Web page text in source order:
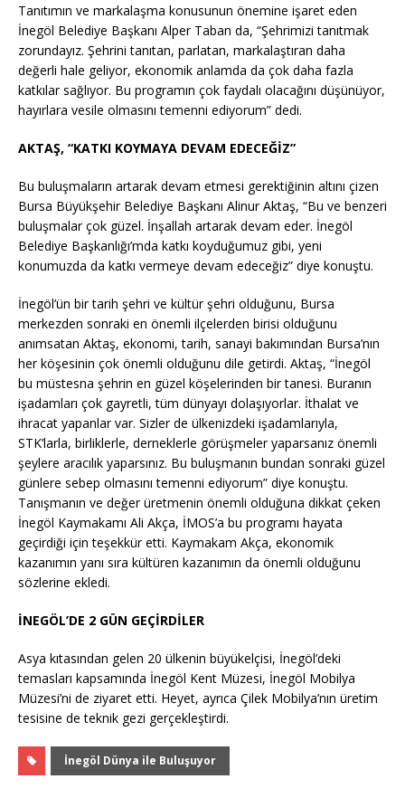
Tanıtımın ve markalaşma konusunun önemine işaret eden
İnegöl Belediye Başkanı Alper Taban da, “Şehrimizi tanıtmak
zorundayız. Şehrini tanıtan, parlatan, markalaştıran daha
değerli hale geliyor, ekonomik anlamda da çok daha fazla
katkılar sağlıyor. Bu programın çok faydalı olacağını düşünüyor,
hayırlara vesile olmasını temenni ediyorum” dedi.
AKTAŞ, “KATKI KOYMAYA DEVAM EDECEĞİZ”
Bu buluşmaların artarak devam etmesi gerektiğinin altını çizen
Bursa Büyükşehir Belediye Başkanı Alinur Aktaş, “Bu ve benzeri
buluşmalar çok güzel. İnşallah artarak devam eder. İnegöl
Belediye Başkanlığı’mda katkı koyduğumuz gibi, yeni
konumuzda da katkı vermeye devam edeceğiz” diye konuştu.
İnegöl’ün bir tarih şehri ve kültür şehri olduğunu, Bursa
merkezden sonraki en önemli ilçelerden birisi olduğunu
anımsatan Aktaş, ekonomi, tarih, sanayi bakımından Bursa’nın
her köşesinin çok önemli olduğunu dile getirdi. Aktaş, “İnegöl
bu müstesna şehrin en güzel köşelerinden bir tanesi. Buranın
işadamları çok gayretli, tüm dünyayı dolaşıyorlar. İthalat ve
ihracat yapanlar var. Sizler de ülkenizdeki işadamlarıyla,
STK’larla, birliklerle, derneklerle görüşmeler yaparsanız önemli
şeylere aracılık yaparsınız. Bu buluşmanın bundan sonraki güzel
günlere sebep olmasını temenni ediyorum” diye konuştu.
Tanışmanın ve değer üretmenin önemli olduğuna dikkat çeken
İnegöl Kaymakamı Ali Akça, İMOS’a bu programı hayata
geçirdiği için teşekkür etti. Kaymakam Akça, ekonomik
kazanımın yanı sıra kültüren kazanımın da önemli olduğunu
sözlerine ekledi.
İNEGÖL’DE 2 GÜN GEÇİRDİLER
Asya kıtasından gelen 20 ülkenin büyükelçisi, İnegöl’deki
temasları kapsamında İnegöl Kent Müzesi, İnegöl Mobilya
Müzesi’ni de ziyaret etti. Heyet, ayrıca Çilek Mobilya’nın üretim
tesisine de teknik gezi gerçekleştirdi.
İnegöl Dünya ile Buluşuyor